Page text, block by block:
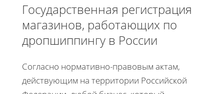
Государственная регистрация
магазинов, работающих по
дропшиппингу в России
Согласно нормативно-правовым актам,
действующим на территории Российской